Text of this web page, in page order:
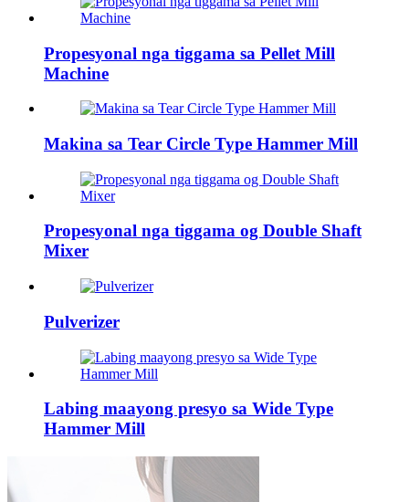
Propesyonal nga tiggama sa Pellet Mill
Machine
Makina sa Tear Circle Type Hammer Mill
Propesyonal nga tiggama og Double Shaft
Mixer
Pulverizer
Labing maayong presyo sa Wide Type
Hammer Mill